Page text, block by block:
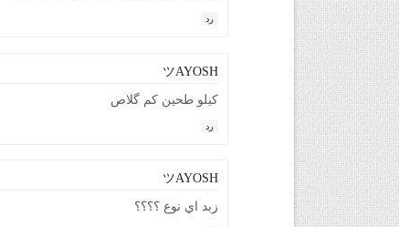
رد
ツAYOSH
كيلو طحين كم گلاص
رد
ツAYOSH
زبد اي نوع ؟؟؟؟